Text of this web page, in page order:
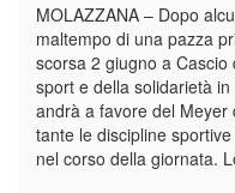
MOLAZZANA – Dopo
maltempo di una pazza
scorsa 2 giugno a Cascio
sport e della solidarietà
andrà a favore del
tante le discipline
nel corso della giornata.